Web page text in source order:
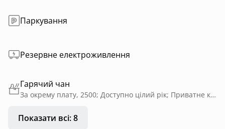
Паркування
Резервне електроживлення
Гарячий чан
За окрему плату, 2500; Доступно цілий рік; Приватне користування; На дровах
Показати всі: 8